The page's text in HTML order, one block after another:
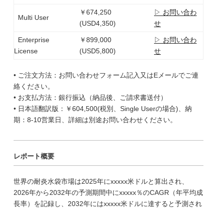
Multi User
￥674,250
(USD4,350)
▷ お問い合わ
せ
Enterprise
License
￥899,000
(USD5,800)
▷ お問い合わ
せ
• ご注文方法：お問い合わせフォーム記入又はEメールでご連
絡ください。
• お支払方法：銀行振込（納品後、ご請求書送付）
• 日本語翻訳版：￥604,500(税別、Single Userの場合)、納
期：8-10営業日、詳細は別途お問い合わせください。
レポート概要
世界の耐炎水袋市場は2025年にxxxxx米ドルと算出され、
2026年から2032年の予測期間中にxxxxx％のCAGR（年平均成
長率）を記録し、2032年にはxxxxx米ドルに達すると予測され